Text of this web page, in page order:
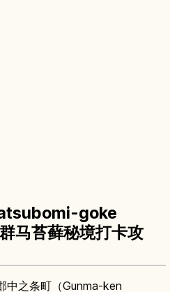
goke
马苔藓秘境打卡攻
中之条町（Gunma-ken